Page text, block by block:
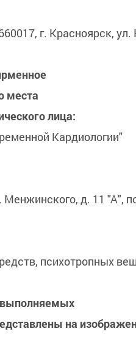
г. Красноярск,
места
лица:
Кардиологии"
Менжинского, д. 11 "А",
психотропных
выполняемых
на